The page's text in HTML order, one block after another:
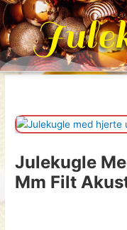
Gå
til
indholdet
Julekugle
Mm Filt